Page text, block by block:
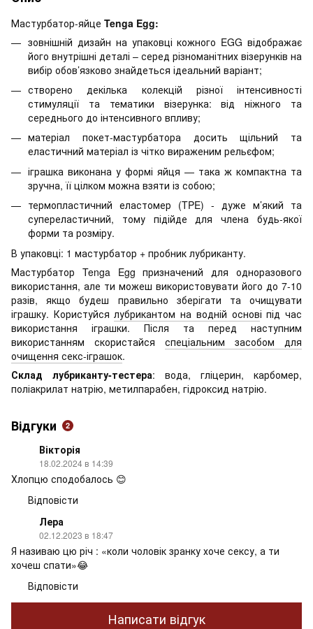
Мастурбатор-яйце Tenga Egg:
зовнішній дизайн на упаковці кожного EGG відображає
його внутрішні деталі – серед різноманітних візерунків на
вибір обов’язково знайдеться ідеальний варіант;
створено декілька колекцій різної інтенсивності
стимуляції та тематики візерунка: від ніжного та
середнього до інтенсивного впливу;
матеріал покет-мастурбатора досить щільний та
еластичний матеріал із чітко вираженим рельєфом;
іграшка виконана у формі яйця — така ж компактна та
зручна, її цілком можна взяти із собою;
термопластичний еластомер (TPE) - дуже м’який та
супереластичний, тому підійде для члена будь-якої
форми та розміру.
В упаковці: 1 мастурбатор + пробник лубриканту.
Мастурбатор Tenga Egg призначений для одноразового
використання, але ти можеш використовувати його до 7-10
разів, якщо будеш правильно зберігати та очищувати
іграшку. Користуйсялубрикантом на водній основі під час
використання іграшки. Після та перед наступним
використанням скористайся спеціальним засобом для
очищення секс-іграшок.
Склад лубриканту-тестера: вода, гліцерин, карбомер,
поліакрилат натрію, метилпарабен, гідроксид натрію.
Відгуки 2
Вікторія
18.02.2024 в 14:39
Хлопцю сподобалось 😊
Відповісти
Лера
02.12.2023 в 18:47
Я називаю цю річ : «коли чоловік зранку хоче сексу, а ти
хочеш спати»😂
Відповісти
Написати відгук